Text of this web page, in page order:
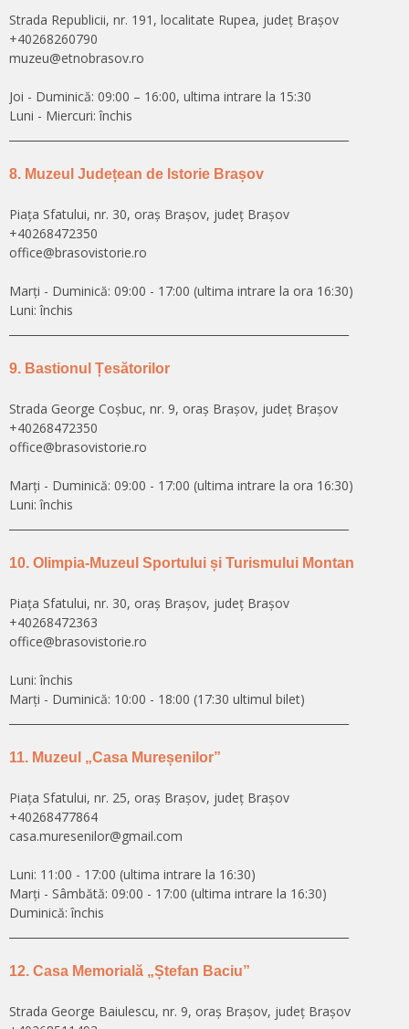
Strada Republicii, nr. 191, localitate Rupea, județ Brașov
+40268260790
muzeu@etnobrasov.ro
Joi - Duminică: 09:00 – 16:00, ultima intrare la 15:30
Luni - Miercuri: închis
8. Muzeul Județean de Istorie Brașov
Piața Sfatului, nr. 30, oraș Brașov, județ Brașov
+40268472350
office@brasovistorie.ro
Marți - Duminică: 09:00 - 17:00 (ultima intrare la ora 16:30)
Luni: închis
9. Bastionul Țesătorilor
Strada George Coșbuc, nr. 9, oraș Brașov, județ Brașov
+40268472350
office@brasovistorie.ro
Marți - Duminică: 09:00 - 17:00 (ultima intrare la ora 16:30)
Luni: închis
10. Olimpia-Muzeul Sportului și Turismului Montan
Piaţa Sfatului, nr. 30, oraș Brașov, județ Brașov
+40268472363
office@brasovistorie.ro
Luni: închis
Marți - Duminică: 10:00 - 18:00 (17:30 ultimul bilet)
11. Muzeul „Casa Mureșenilor”
Piața Sfatului, nr. 25, oraș Brașov, județ Brașov
+40268477864
casa.muresenilor@gmail.com
Luni: 11:00 - 17:00 (ultima intrare la 16:30)
Marți - Sâmbătă: 09:00 - 17:00 (ultima intrare la 16:30)
Duminică: închis
12. Casa Memorială „Ștefan Baciu”
Strada George Baiulescu, nr. 9, oraș Brașov, județ Brașov